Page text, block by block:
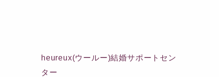
heureux(ウールー)結婚サポートセン
ター